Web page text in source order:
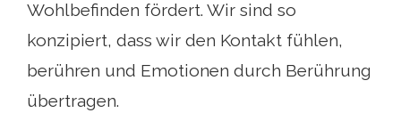
Wohlbefinden fördert. Wir sind so
konzipiert, dass wir den Kontakt fühlen,
berühren und Emotionen durch Berührung
übertragen.